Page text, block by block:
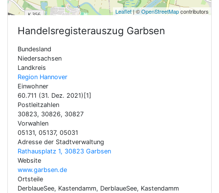
Leaflet| ©OpenStreetMapcontributors
Handelsregisterauszug Garbsen
Bundesland
Niedersachsen
Landkreis
Region Hannover
Einwohner
60.711 (31. Dez. 2021)[1]
Postleitzahlen
30823, 30826, 30827
Vorwahlen
05131, 05137, 05031
Adresse der Stadtverwaltung
Rathausplatz 1, 30823 Garbsen
Website
www.garbsen.de
Ortsteile
DerblaueSee, Kastendamm, DerblaueSee, Kastendamm